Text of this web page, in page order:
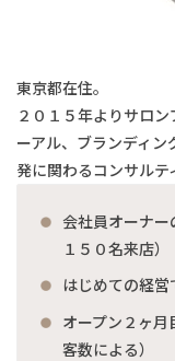
東京都在住。
２０１５年よりサロ
ーアル、ブランディ
発に関わるコンサルテ
会社員オーナ
１５０名来店）
はじめての経
オープン２ヶ
客数による）